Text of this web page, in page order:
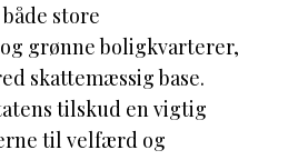
store
grønne boligkvarterer,
skattemæssig base.
tilskud en vigtig
til velfærd og